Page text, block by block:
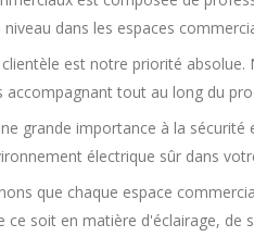
dans les espaces
est notre priorité
tout au long du
grande importance à la
électrique sûr dans
que chaque espace
soit en matière d'éclairage, de